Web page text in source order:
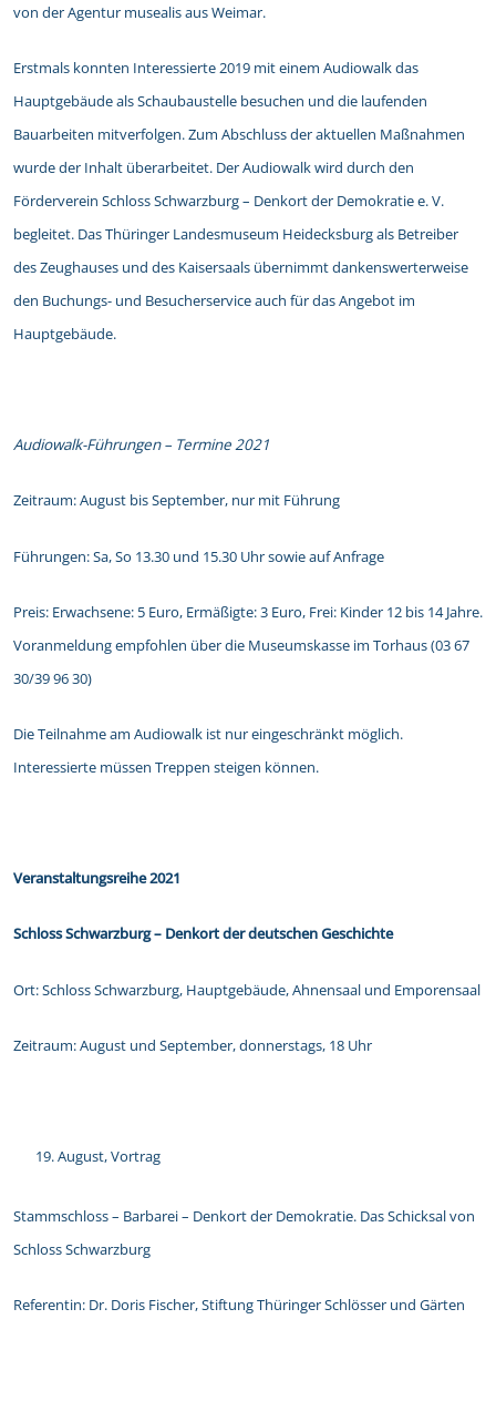
von der Agentur musealis aus Weimar.
Erstmals konnten Interessierte 2019 mit einem Audiowalk das
Hauptgebäude als Schaubaustelle besuchen und die laufenden
Bauarbeiten mitverfolgen. Zum Abschluss der aktuellen Maßnahmen
wurde der Inhalt überarbeitet. Der Audiowalk wird durch den
Förderverein Schloss Schwarzburg – Denkort der Demokratie e. V.
begleitet. Das Thüringer Landesmuseum Heidecksburg als Betreiber
des Zeughauses und des Kaisersaals übernimmt dankenswerterweise
den Buchungs- und Besucherservice auch für das Angebot im
Hauptgebäude.
Audiowalk-Führungen – Termine 2021
Zeitraum: August bis September, nur mit Führung
Führungen: Sa, So 13.30 und 15.30 Uhr sowie auf Anfrage
Preis: Erwachsene: 5 Euro, Ermäßigte: 3 Euro, Frei: Kinder 12 bis 14 Jahre.
Voranmeldung empfohlen über die Museumskasse im Torhaus (03 67
30/39 96 30)
Die Teilnahme am Audiowalk ist nur eingeschränkt möglich.
Interessierte müssen Treppen steigen können.
Veranstaltungsreihe 2021
Schloss Schwarzburg – Denkort der deutschen Geschichte
Ort: Schloss Schwarzburg, Hauptgebäude, Ahnensaal und Emporensaal
Zeitraum: August und September, donnerstags, 18 Uhr
August, Vortrag
Stammschloss – Barbarei – Denkort der Demokratie. Das Schicksal von
Schloss Schwarzburg
Referentin: Dr. Doris Fischer, Stiftung Thüringer Schlösser und Gärten